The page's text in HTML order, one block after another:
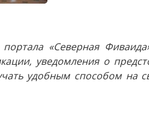
«Северная
уведомления о
удобным способом на